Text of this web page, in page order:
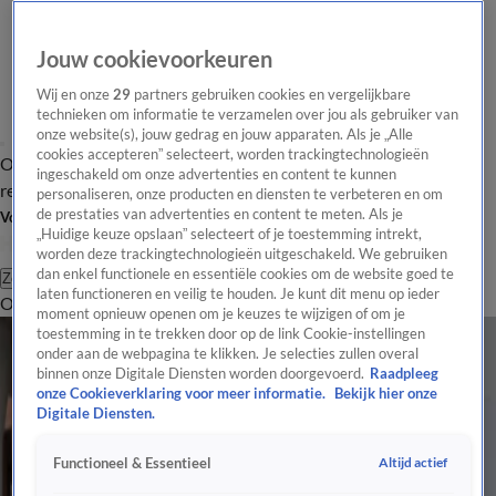
Overzicht Laatste nieuws Regionieuws Het beste van Hart
Tip de
redactie
Volg Hart van Nederland
Zoeken
OverzichtRegioUitzendingenWeerTip de redactiePanelVideo's
Laatste nieuws uit Utrecht
Marathon Amersfoort verhuist vanwege hitte naar april
Automobilist laat auto achter en fietst kilometers over A27
Motorrijder komt om het leven bij ongeval op A2 bij Utrecht
Flat in Bilthoven ontruimd vanwege auto met mogelijk gevaarlijke stoffen
Ernstig ongeluk met motorrijder op A2, parallelbaan dicht
Jouw cookievoorkeuren
Wij en onze29 partners gebruiken cookies en vergelijkbare
technieken om informatie te verzamelen over jou als gebruiker van
onze website(s), jouw gedrag en jouw apparaten. Als je „Alle
cookies accepteren” selecteert, worden trackingtechnologieën
ingeschakeld om onze advertenties en content te kunnen
personaliseren, onze producten en diensten te verbeteren en om
de prestaties van advertenties en content te meten. Als je
„Huidige keuze opslaan” selecteert of je toestemming intrekt,
worden deze trackingtechnologieën uitgeschakeld. We gebruiken
dan enkel functionele en essentiële cookies om de website goed te
laten functioneren en veilig te houden. Je kunt dit menu op ieder
moment opnieuw openen om je keuzes te wijzigen of om je
toestemming in te trekken door op de link Cookie-instellingen
onder aan de webpagina te klikken. Je selecties zullen overal
binnen onze Digitale Diensten worden doorgevoerd. Raadpleeg
onze Cookieverklaring voor meer informatie.
Bekijk hier onze
Digitale Diensten.
Functioneel & Essentieel Altijd actief